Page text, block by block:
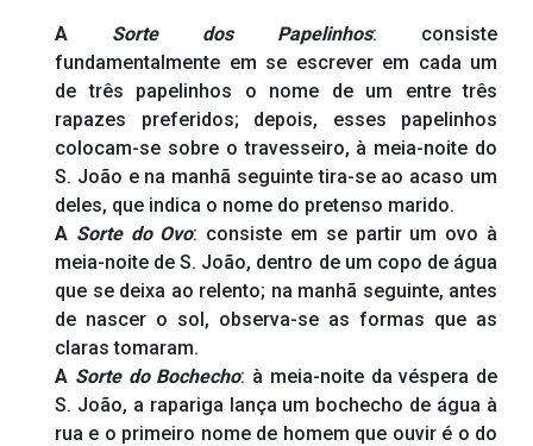
A Sorte dos Papelinhos: consiste
fundamentalmente em se escrever em cada um
de três papelinhos o nome de um entre três
rapazes preferidos; depois, esses papelinhos
colocam-se sobre o travesseiro, à meia-noite do
S. João e na manhã seguinte tira-se ao acaso um
deles, que indica o nome do pretenso marido.
A Sorte do Ovo: consiste em se partir um ovo à
meia-noite de S. João, dentro de um copo de água
que se deixa ao relento; na manhã seguinte, antes
de nascer o sol, observa-se as formas que as
claras tomaram.
A Sorte do Bochecho: à meia-noite da véspera de
S. João, a rapariga lança um bochecho de água à
rua e o primeiro nome de homem que ouvir é o do